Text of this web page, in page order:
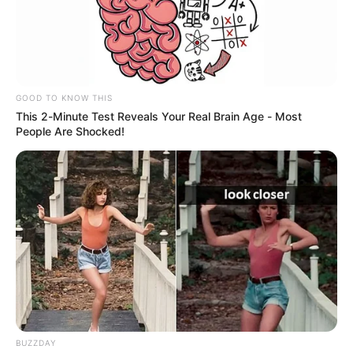
en el departamento por sus resultados operativos.
Para fortalecer esta articulación, Tenjo busca ampliar el
monitoreo con cámaras de seguridad de alta
definición y largo alcanceque permitan ampliar la
GOOD TO KNOW THIS
This 2-Minute Test Reveals Your Real Brain Age - Most
People Are Shocked!
BUZZDAY